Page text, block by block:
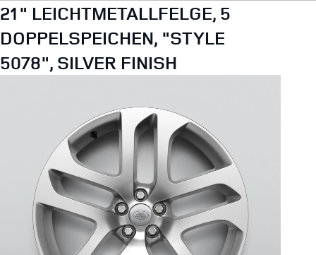
21" LEICHTMETALLFELGE, 5
DOPPELSPEICHEN, "STYLE
5078", SILVER FINISH